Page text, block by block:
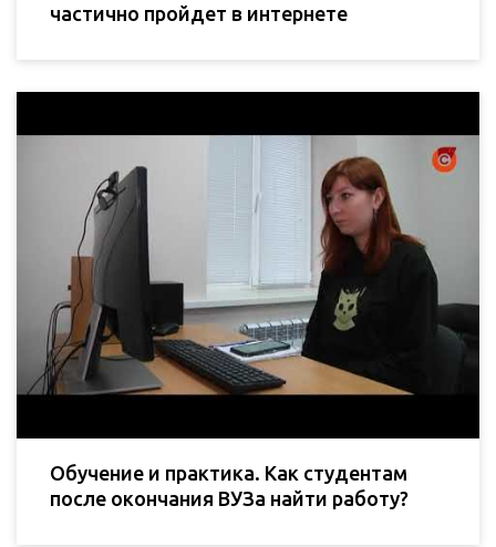
частично пройдет в интернете
Обучение и практика. Как студентам
после окончания ВУЗа найти работу?